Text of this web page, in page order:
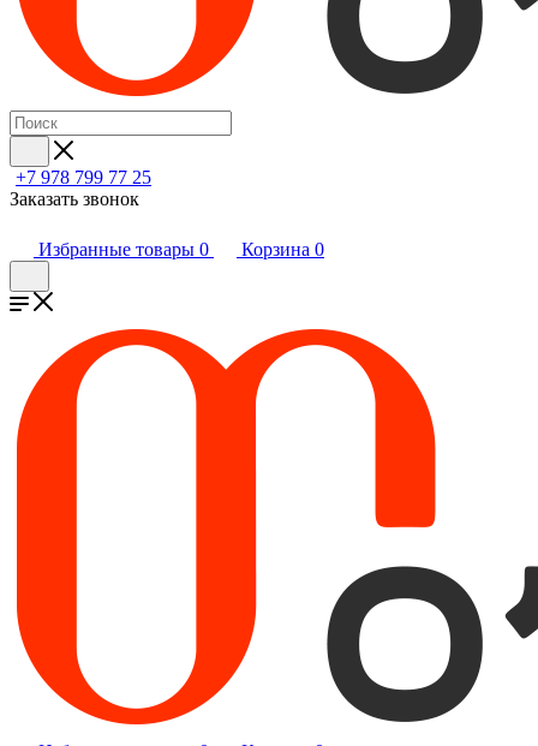
+7 978 799 77 25
Заказать звонок
Избранные товары 0 Корзина 0